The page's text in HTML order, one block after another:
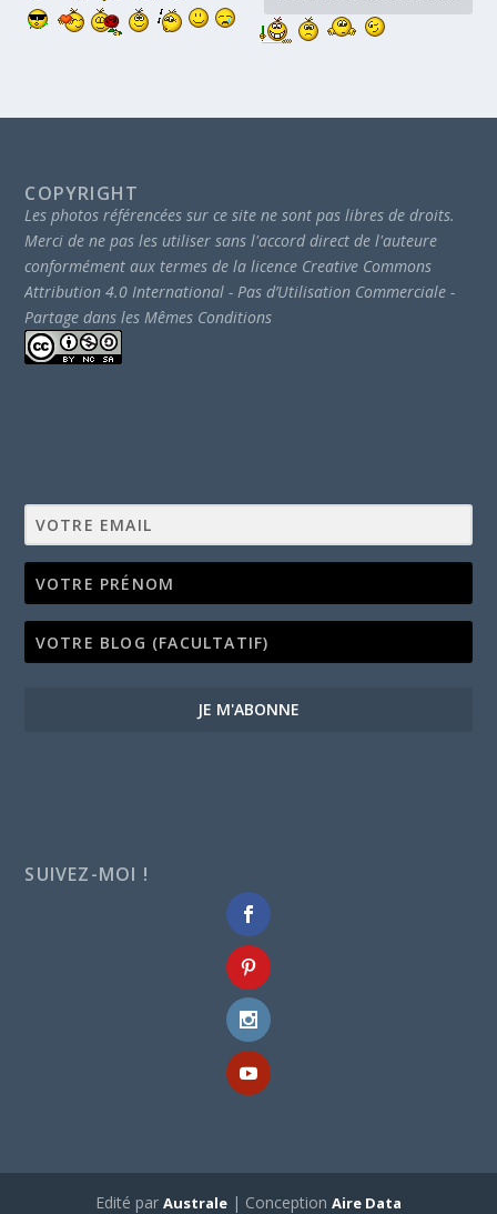
COPYRIGHT
Les photos référencées sur ce site ne sont pas libres de droits.
Merci de ne pas les utiliser sans l'accord direct de l'auteure
conformément aux termes de la licence Creative Commons
Attribution 4.0 International - Pas d’Utilisation Commerciale -
Partage dans les Mêmes Conditions
JE M'ABONNE
SUIVEZ-MOI !
Edité par Australe | Conception Aire Data